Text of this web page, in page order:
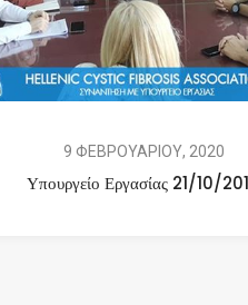
9 ΦΕΒΡΟΥΑΡΙΟΥ, 2020
Υπουργείο Εργασίας 21/10/